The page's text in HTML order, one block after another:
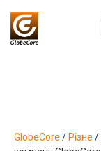
GlobeCore / Різне /